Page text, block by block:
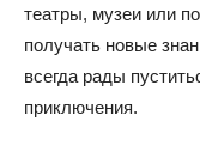
театры, музеи или
получать новые
всегда рады
приключения.